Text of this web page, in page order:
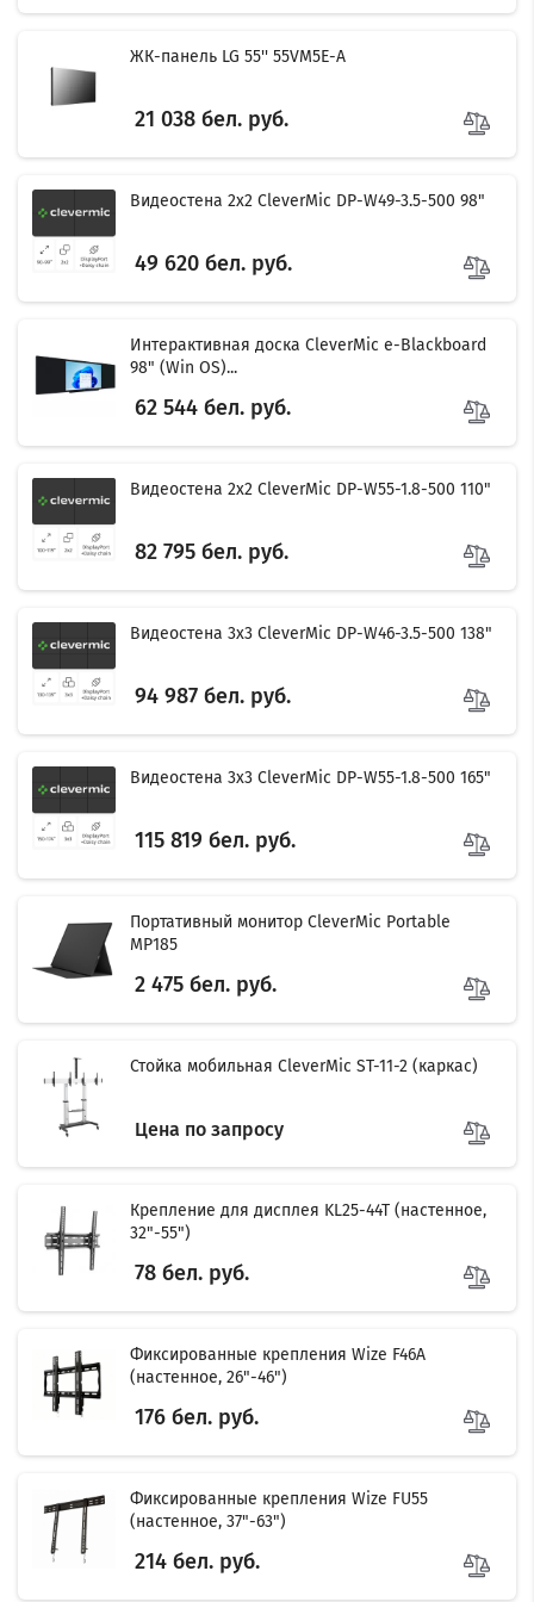
ЖК-панель LG 55'' 55VM5E-A
21 038 бел. руб.
Видеостена 2x2 CleverMic DP-W49-3.5-500 98"
49 620 бел. руб.
Интерактивная доска CleverMic e-Blackboard
98" (Win OS)...
62 544 бел. руб.
Видеостена 2x2 CleverMic DP-W55-1.8-500 110"
82 795 бел. руб.
Видеостена 3x3 CleverMic DP-W46-3.5-500 138"
94 987 бел. руб.
Видеостена 3x3 CleverMic DP-W55-1.8-500 165"
115 819 бел. руб.
Портативный монитор CleverMic Portable
MP185
2 475 бел. руб.
Стойка мобильная CleverMic ST-11-2 (каркас)
Цена по запросу
Крепление для дисплея KL25-44T (настенное,
32"-55")
78 бел. руб.
Фиксированные крепления Wize F46A
(настенное, 26"-46")
176 бел. руб.
Фиксированные крепления Wize FU55
(настенное, 37"-63")
214 бел. руб.